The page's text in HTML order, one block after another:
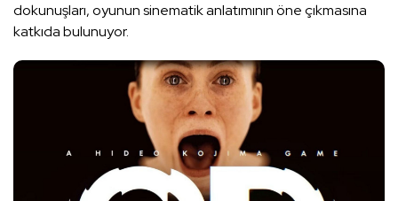
dokunuşları, oyunun sinematik anlatımının öne çıkmasına
katkıda bulunuyor.